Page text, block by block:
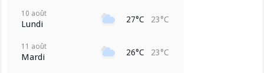
10 août
Lundi 27°C 23°C
11 août
Mardi 26°C 23°C